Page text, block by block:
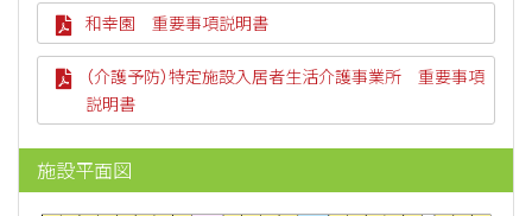
和幸園 重要事項説明書
（介護予防）特定施設入居者生活介護事業所 重要事項
説明書
施設平面図